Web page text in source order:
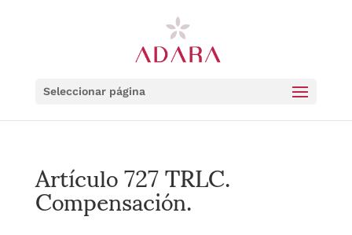
Seleccionar página
Artículo 727 TRLC.
Compensación.